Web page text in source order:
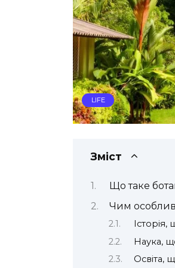
LIFE
Зміст
Що таке
Чим
Наука,
Освіта,